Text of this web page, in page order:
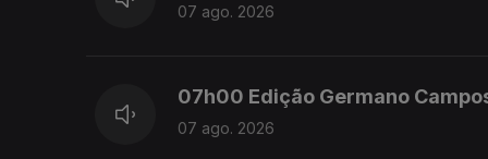
07 ago. 2026
07h00 Edição Germano
07 ago. 2026